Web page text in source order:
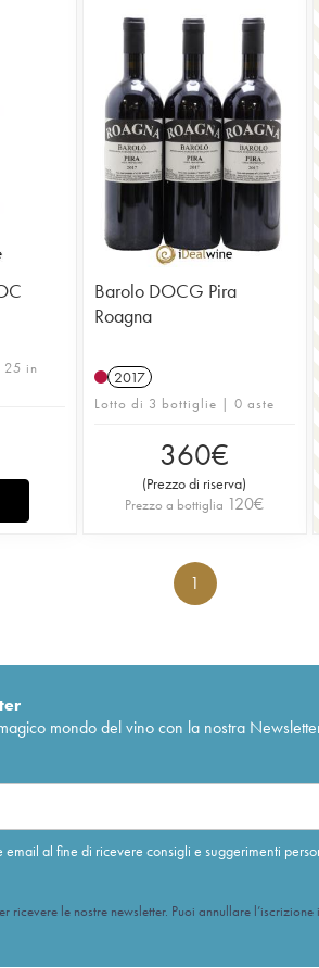
in
Barolo DOCG Pira
Roagna
2017
Lotto di 3 bottiglie | 0 aste
360€
(Prezzo di riserva)
Prezzo a bottiglia 120€
1
mondo del vino con la nostra
al fine di ricevere consigli e suggerimenti
ricevere le nostre newsletter. Puoi annullare